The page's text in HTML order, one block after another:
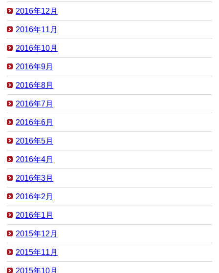
2016年12月
2016年11月
2016年10月
2016年9月
2016年8月
2016年7月
2016年6月
2016年5月
2016年4月
2016年3月
2016年2月
2016年1月
2015年12月
2015年11月
2015年10月